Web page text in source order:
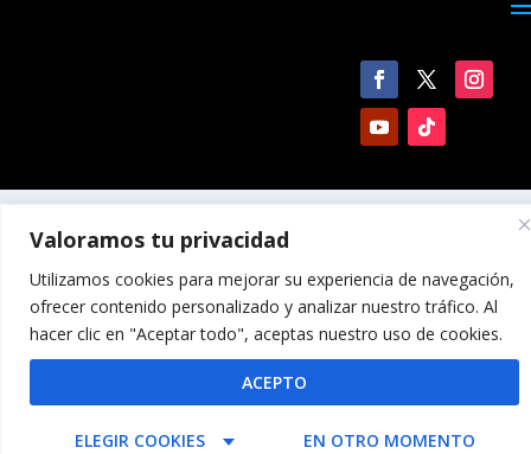
Valoramos tu privacidad
Utilizamos cookies para mejorar su experiencia de navegación,
ofrecer contenido personalizado y analizar nuestro tráfico. Al
hacer clic en "Aceptar todo", aceptas nuestro uso de cookies.
ELEGIR COOKIES EN OTRO MOMENTO
ACEPTO